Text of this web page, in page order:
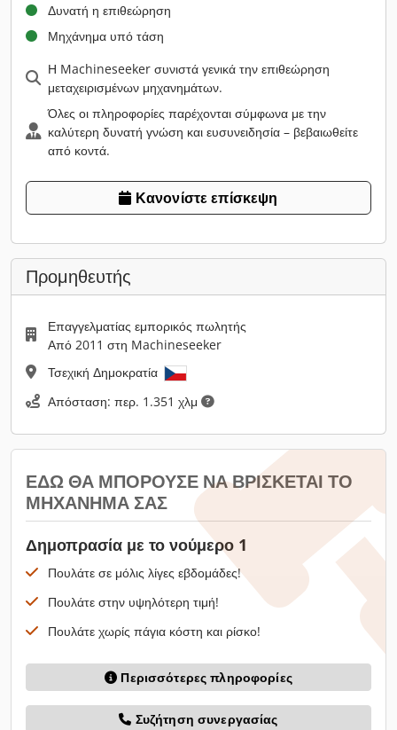
Δυνατή η επιθεώρηση
Μηχάνημα υπό τάση
Η Machineseeker συνιστά γενικά την επιθεώρηση
μεταχειρισμένων μηχανημάτων.
Όλες οι πληροφορίες παρέχονται σύμφωνα με την
καλύτερη δυνατή γνώση και ευσυνειδησία – βεβαιωθείτε
από κοντά.
Κανονίστε επίσκεψη
Προμηθευτής
Επαγγελματίας εμπορικός πωλητής
Από 2011 στη Machineseeker
Τσεχική Δημοκρατία
Απόσταση: περ. 1.351 χλμ
ΕΔΏ ΘΑ ΜΠΟΡΟΎΣΕ ΝΑ ΒΡΊΣΚΕΤΑΙ ΤΟ
ΜΗΧΆΝΗΜΆ ΣΑΣ
Δημοπρασία με το νούμερο 1
Πουλάτε σε μόλις λίγες εβδομάδες!
Πουλάτε στην υψηλότερη τιμή!
Πουλάτε χωρίς πάγια κόστη και ρίσκο!
Περισσότερες πληροφορίες
Συζήτηση συνεργασίας